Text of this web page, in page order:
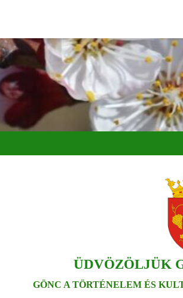
ÜDVÖZÖLJÜK
GÖNC A TÖRTÉNELEM ÉS